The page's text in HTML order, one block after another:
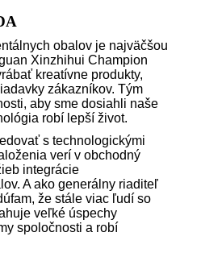
obalov je najväčšou
Xinzhihui Champion
kreatívne produkty,
zákazníkov. Tým
aby sme dosiahli naše
robí lepší život.
s technologickými
verí v obchodný
integrácie
A ako generálny riaditeľ
že stále viac ľudí so
veľké úspechy
spoločnosti a robí